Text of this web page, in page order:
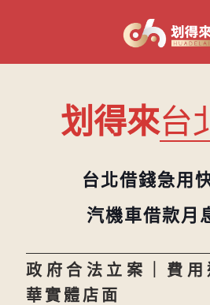
划得來台
台北借錢急用
汽機車借款月
政府合法立案｜費用
華實體店面